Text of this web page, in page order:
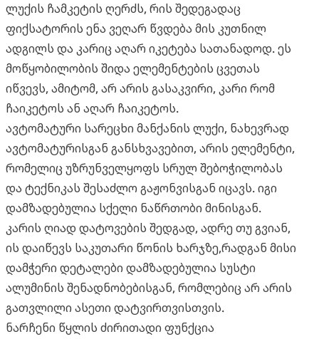
ლუქის ჩამკეტის ღერძს, რის შედეგადაც
ფიქსატორის ენა ვეღარ წვდება მის კუთნილ
ადგილს და კარიც აღარ იკეტება სათანადოდ. ეს
მოწყობილობის შიდა ელემენტების ცვეთას
იწვევს, ამიტომ, არ არის გასაკვირი, კარი რომ
ჩაიკეტოს ან აღარ ჩაიკეტოს.
ავტომატური სარეცხი მანქანის ლუქი, ნახევრად
ავტომატურისგან განსხვავებით, არის ელემენტი,
რომელიც უზრუნველყოფს სრულ შებოჭილობას
და ტექნიკას შესაძლო გაჟონვისგან იცავს. იგი
დამზადებულია სქელი ნაწრთობი მინისგან.
კარის ღიად დატოვების შედგად, ადრე თუ გვიან,
ის დაიწევს საკუთარი წონის ხარჯზე,რადგან მისი
დამჭერი დეტალები დამზადებულია სუსტი
ალუმინის შენადნობებისგან, რომლებიც არ არის
გათვლილი ასეთი დატვირთვისთვის.
ნარჩენი წყლის ძირითადი ფუნქცია